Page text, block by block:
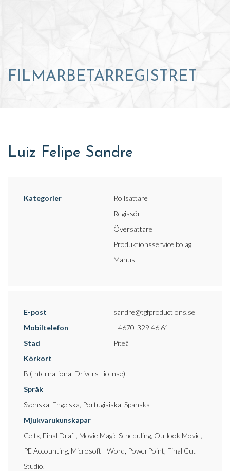
FILMARBETARREGISTRET
Luiz Felipe Sandre
Kategorier
Rollsättare
Regissör
Översättare
Produktionsservice bolag
Manus
E-post
sandre@tgfproductions.se
Mobiltelefon
+4670-329 46 61
Stad
Piteå
Körkort
B (International Drivers License)
Språk
Svenska, Engelska, Portugisiska, Spanska
Mjukvarukunskapar
Celtx, Final Draft, Movie Magic Scheduling, Outlook Movie,
PE Accounting, Microsoft - Word, PowerPoint, Final Cut
Studio.